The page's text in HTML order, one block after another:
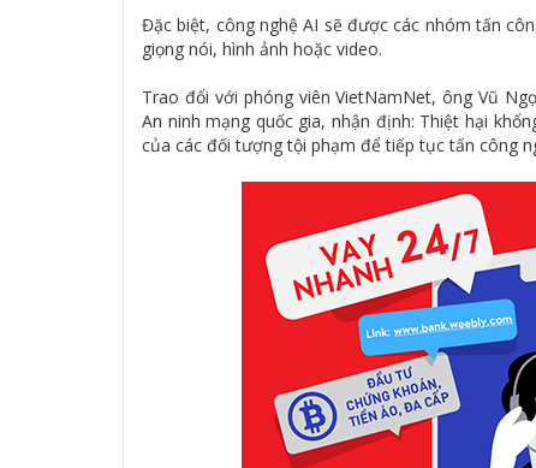
Đặc biệt, công nghệ AI sẽ được các nhóm tấn
giọng nói, hình ảnh hoặc video.
Trao đổi với phóng viên VietNamNet, ông Vũ
An ninh mạng quốc gia, nhận định: Thiệt hại
của các đối tượng tội phạm để tiếp tục tấn công